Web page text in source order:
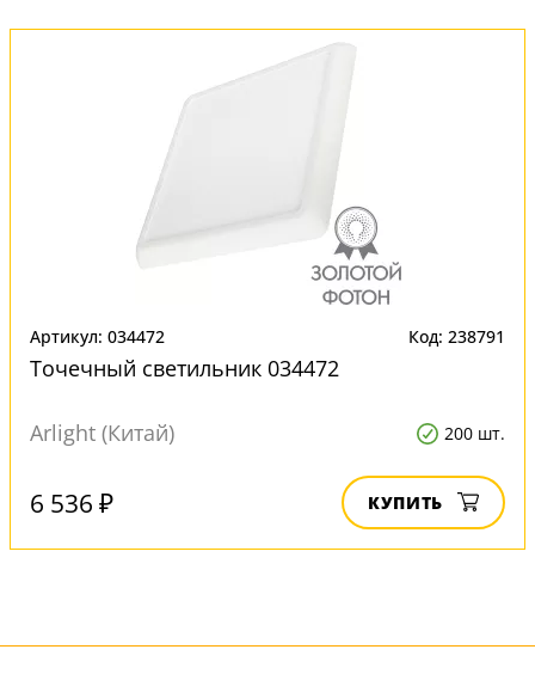
Артикул: 034472 Код: 238791
Точечный светильник 034472
Arlight (Китай) 200 шт.
6 536 ₽ КУПИТЬ